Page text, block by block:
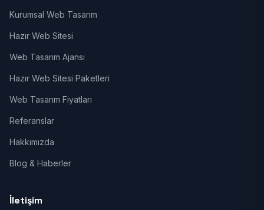
Kurumsal Web Tasarım
Hazır Web Sitesi
Web Tasarım Ajansı
Hazır Web Sitesi Paketleri
Web Tasarım Fiyatları
Referanslar
Hakkımızda
Blog & Haberler
İletişim